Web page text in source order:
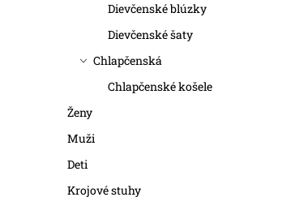
Dievčenské blúzky
Dievčenské šaty
Chlapčenská
Chlapčenské košele
Ženy
Muži
Deti
Krojové stuhy